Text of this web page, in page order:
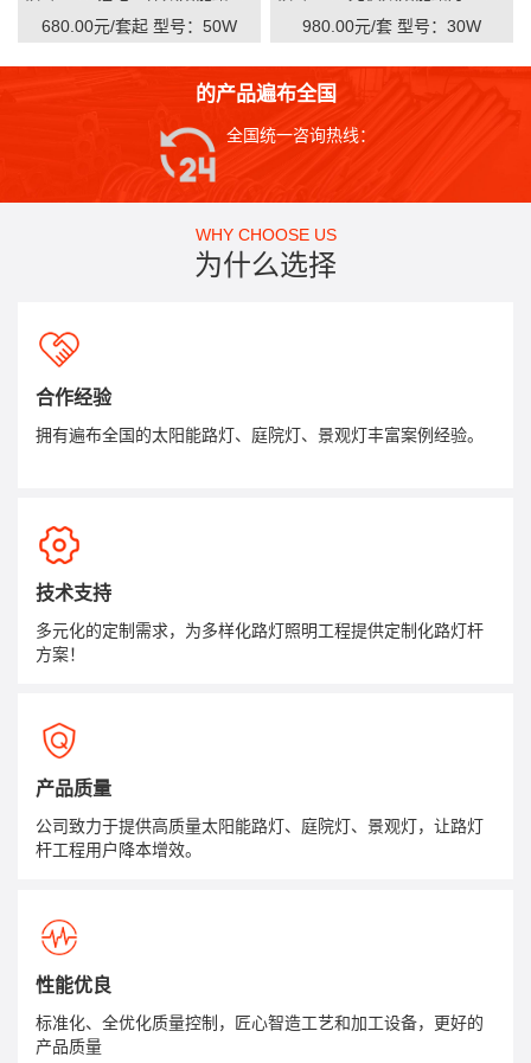
680.00元/套起 型号：50W
980.00元/套 型号：30W
的产品遍布全国
全国统一咨询热线：
WHY CHOOSE US
为什么选择
合作经验
拥有遍布全国的太阳能路灯、庭院灯、景观灯丰富案例经验。
技术支持
多元化的定制需求，为多样化路灯照明工程提供定制化路灯杆
方案！
产品质量
公司致力于提供高质量太阳能路灯、庭院灯、景观灯，让路灯
杆工程用户降本增效。
性能优良
标准化、全优化质量控制，匠心智造工艺和加工设备，更好的
产品质量